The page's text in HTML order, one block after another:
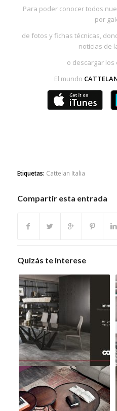
Para poder conocer todos
por
de fotos y fichas técnicas,
noticias de
o descargar los
El mundo
Etiquetas: Cattelan Italia
Compartir esta entrada
Quizás te interese